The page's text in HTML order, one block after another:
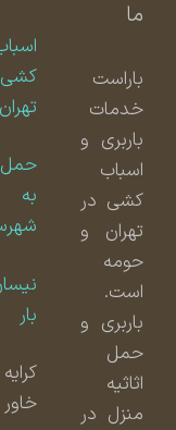
باراست
خدمات
باربری و
اسباب
کشی در
تهران و
حومه
است.
باربری و
حمل
اثاثیه
منزل در
اسباب
کشی
تهران
حمل بار
شهرستان
نیسان